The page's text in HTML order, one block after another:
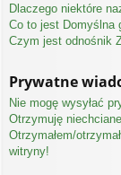
Dlaczego niektóre
Co to jest Domyślna
Czym jest odnośnik
Prywatne
Nie mogę wysyłać
Otrzymuję
Otrzymałem/
witryny!